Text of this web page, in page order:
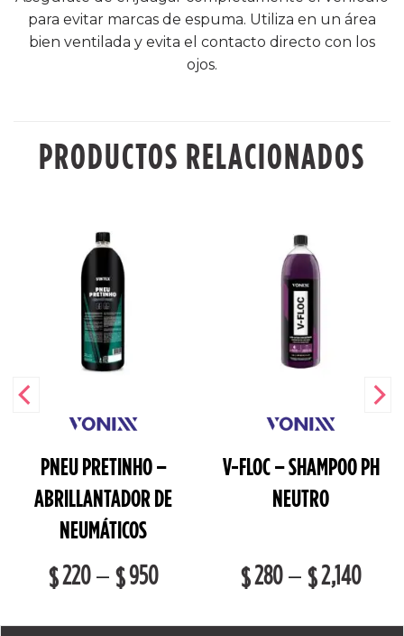
para evitar marcas de espuma. Utiliza en un área
bien ventilada y evita el contacto directo con los
ojos.
PRODUCTOS RELACIONADOS
PNEU PRETINHO –
ABRILLANTADOR DE
NEUMÁTICOS
$220– $950
V-FLOC – SHAMPOO PH
NEUTRO
$280– $2,140